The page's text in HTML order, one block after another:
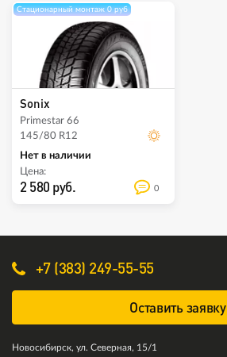
Стационарный монтаж 0 руб
Sonix
Primestar 66
145/80 R12
Нет в наличии
Цена:
2 580 руб. 0
+7 (383) 249-55-55
Оставить заявку
Новосибирск, ул. Северная, 15/1